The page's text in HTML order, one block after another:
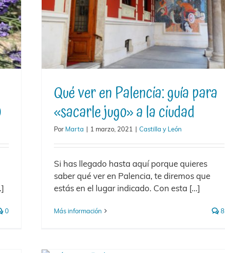
0
Qué ver en Palencia: guía para
«sacarle jugo» a la ciudad
Por Marta | 1 marzo, 2021 | Castilla y León
Si has llegado hasta aquí porque quieres
saber qué ver en Palencia, te diremos que
estás en el lugar indicado. Con esta [...]
Más información 8